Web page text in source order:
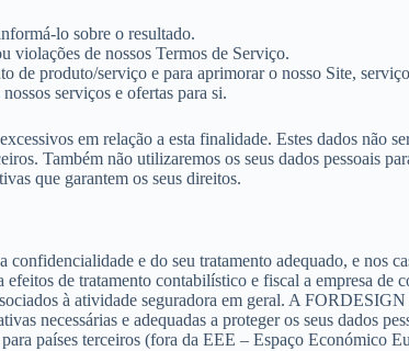
lo sobre o resultado.
violações de nossos Termos de Serviço.
de produto/serviço e para aprimorar o nosso Site,
serviços e ofertas para si.
em relação a esta finalidade. Estes dados não
Também não utilizaremos os seus dados pessoais
que garantem os seus direitos.
confidencialidade e do seu tratamento adequado, e nos
efeitos de tratamento contabilístico e fiscal a empresa
à atividade seguradora em geral. A
necessárias e adequadas a proteger os seus dados
países terceiros (fora da EEE – Espaço Económico